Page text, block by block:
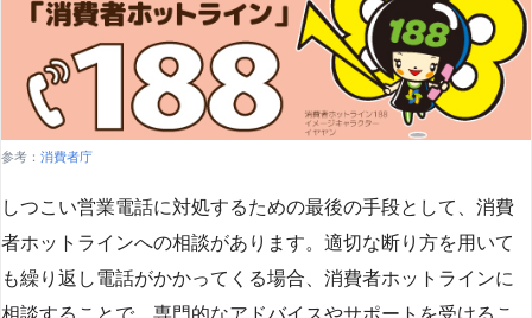
参考： 消費者庁
しつこい営業電話に対処するための最後の手段として、消費
者ホットラインへの相談があります。適切な断り方を用いて
も繰り返し電話がかかってくる場合、消費者ホットラインに
相談することで、専門的なアドバイスやサポートを受けるこ